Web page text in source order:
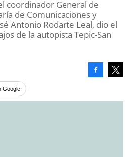
coordinador General de
de Comunicaciones y
Antonio Rodarte Leal, dio el
de la autopista Tepic-San
Google